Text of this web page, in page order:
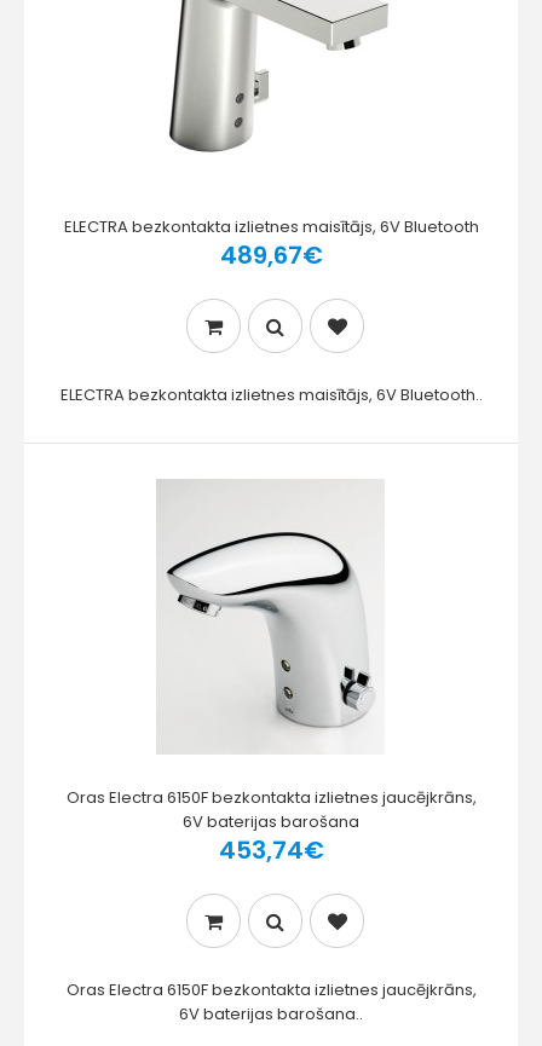
ELECTRA bezkontakta izlietnes maisītājs, 6V Bluetooth
489,67€
ELECTRA bezkontakta izlietnes maisītājs, 6V Bluetooth..
Oras Electra 6150F bezkontakta izlietnes jaucējkrāns,
6V baterijas barošana
453,74€
Oras Electra 6150F bezkontakta izlietnes jaucējkrāns,
6V baterijas barošana..